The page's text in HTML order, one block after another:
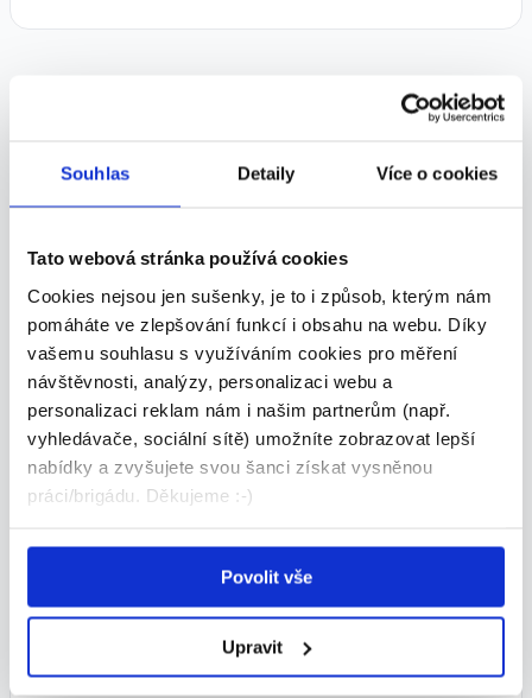
Souhlas Detaily Více o cookies
Tato webová stránka používá cookies
Cookies nejsou jen sušenky, je to i způsob, kterým nám
pomáháte ve zlepšování funkcí i obsahu na webu. Díky
vašemu souhlasu s využíváním cookies pro měření
návštěvnosti, analýzy, personalizaci webu a
personalizaci reklam nám i našim partnerům (např.
vyhledávače, sociální sítě) umožníte zobrazovat lepší
nabídky a zvyšujete svou šanci získat vysněnou
práci/brigádu. Děkujeme :-)
Povolit vše
Upravit
TOP
Řidič C+E pro mezinárodní
dopravu | Modřice
Dle domluvy
Manpower • Brno
05.08.2026